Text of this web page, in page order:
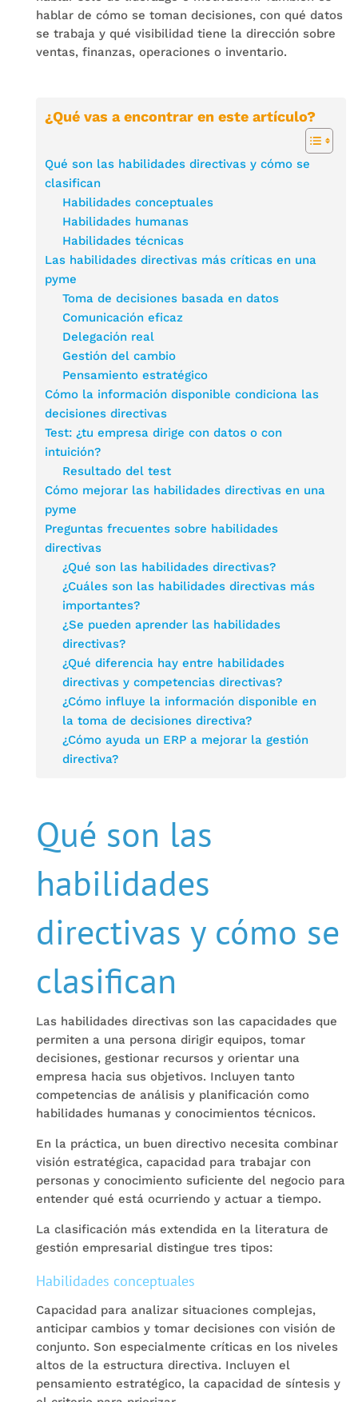
hablar de cómo se toman decisiones, con qué datos
se trabaja y qué visibilidad tiene la dirección sobre
ventas, finanzas, operaciones o inventario.
¿Qué vas a encontrar en este artículo?
Qué son las habilidades directivas y cómo se
clasifican
Habilidades conceptuales
Habilidades humanas
Habilidades técnicas
Las habilidades directivas más críticas en una
pyme
Toma de decisiones basada en datos
Comunicación eficaz
Delegación real
Gestión del cambio
Pensamiento estratégico
Cómo la información disponible condiciona las
decisiones directivas
Test: ¿tu empresa dirige con datos o con
intuición?
Resultado del test
Cómo mejorar las habilidades directivas en una
pyme
Preguntas frecuentes sobre habilidades
directivas
¿Qué son las habilidades directivas?
¿Cuáles son las habilidades directivas más
importantes?
¿Se pueden aprender las habilidades
directivas?
¿Qué diferencia hay entre habilidades
directivas y competencias directivas?
¿Cómo influye la información disponible en
la toma de decisiones directiva?
¿Cómo ayuda un ERP a mejorar la gestión
directiva?
Qué son las
habilidades
directivas y cómo se
clasifican
Las habilidades directivas son las capacidades que
permiten a una persona dirigir equipos, tomar
decisiones, gestionar recursos y orientar una
empresa hacia sus objetivos. Incluyen tanto
competencias de análisis y planificación como
habilidades humanas y conocimientos técnicos.
En la práctica, un buen directivo necesita combinar
visión estratégica, capacidad para trabajar con
personas y conocimiento suficiente del negocio para
entender qué está ocurriendo y actuar a tiempo.
La clasificación más extendida en la literatura de
gestión empresarial distingue tres tipos:
Habilidades conceptuales
Capacidad para analizar situaciones complejas,
anticipar cambios y tomar decisiones con visión de
conjunto. Son especialmente críticas en los niveles
altos de la estructura directiva. Incluyen el
pensamiento estratégico, la capacidad de síntesis y